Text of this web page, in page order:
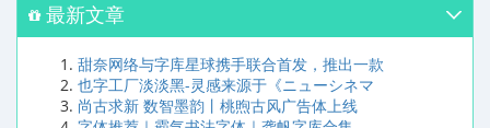
最新文章
甜奈网络与字库星球携手联合首发，推出一款
也字工厂淡淡黑-灵感来源于《ニューシネマ
尚古求新 数智墨韵丨桃煦古风广告体上线